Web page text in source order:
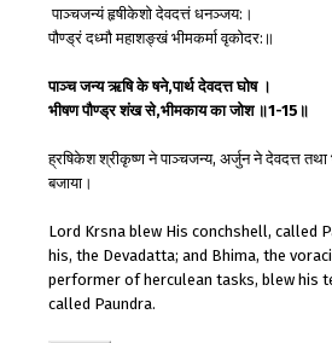
पाञ्चजन्यं हृषीकेशो देवदत्तं धनञ्जय:।
पौण्ड्रं दध्मौ महाशङ्खं भीमकर्मा वृकोदर:॥
पाञ्च जन्यऋषि के षने,पार्थदेवदत्तघोष ।
भीषणपौण्ड्रशंख से,भीमकायकाजोश ॥1-15 ॥
ह्रषिकेश श्रीकृष्ण ने पाञ्चजन्य, अर्जुन ने देवदत्त
बजाया।
Lord Krsna blew His conchshell, called
his, the Devadatta; and Bhima, the
performer of herculean tasks, blew his
called Paundra.